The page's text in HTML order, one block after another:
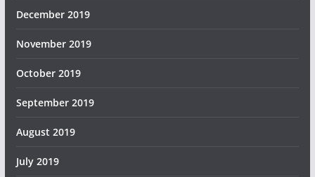
December 2019
November 2019
October 2019
September 2019
August 2019
July 2019